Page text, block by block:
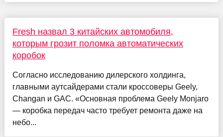
Fresh назвал 3 китайских автомобиля,
которым грозит поломка автоматических
коробок
Согласно исследованию дилерского холдинга,
главными аутсайдерами стали кроссоверы Geely,
Changan и GAC. «Основная проблема Geely Monjaro
— коробка передач часто требует ремонта даже на
небо...